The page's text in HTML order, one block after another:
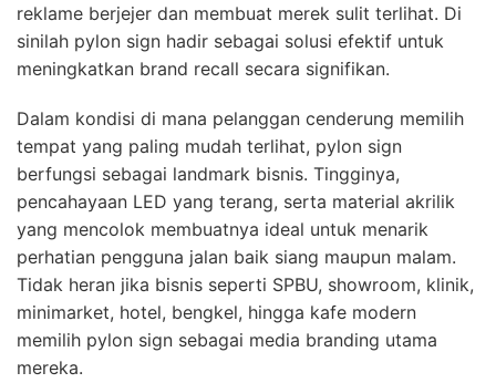
reklame berjejer dan membuat merek sulit terlihat. Di
sinilah pylon sign hadir sebagai solusi efektif untuk
meningkatkan brand recall secara signifikan.
Dalam kondisi di mana pelanggan cenderung memilih
tempat yang paling mudah terlihat, pylon sign
berfungsi sebagai landmark bisnis. Tingginya,
pencahayaan LED yang terang, serta material akrilik
yang mencolok membuatnya ideal untuk menarik
perhatian pengguna jalan baik siang maupun malam.
Tidak heran jika bisnis seperti SPBU, showroom, klinik,
minimarket, hotel, bengkel, hingga kafe modern
memilih pylon sign sebagai media branding utama
mereka.